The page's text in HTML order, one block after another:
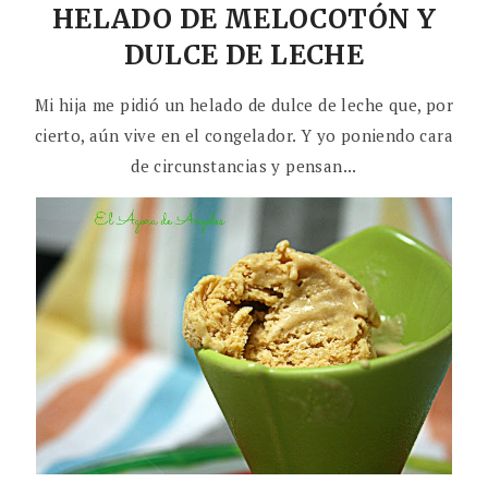
HELADO DE MELOCOTÓN Y
DULCE DE LECHE
Mi hija me pidió un helado de dulce de leche que, por
cierto, aún vive en el congelador. Y yo poniendo cara
de circunstancias y pensan...